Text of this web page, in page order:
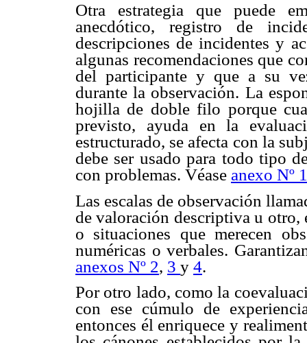
Otra estrategia que puede
anecdótico, registro de
descripciones de incidentes y
algunas recomendaciones que
del participante y que a su
durante la observación. La
hojilla de doble filo porque
previsto, ayuda en la
estructurado, se afecta con la
debe ser usado para todo tipo
con problemas. Véase anexo Nº 1
Las escalas de observación
de valoración descriptiva u otro,
o situaciones que merecen
numéricas o verbales.
anexos Nº 2, 3 y 4.
Por otro lado, como la
con ese cúmulo de
entonces él enriquece y